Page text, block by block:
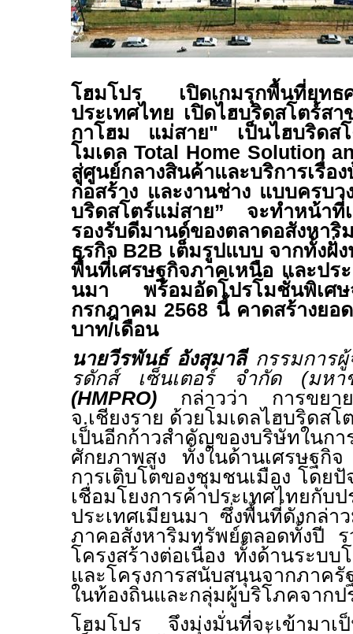
โฮมโปร เปิดเกมรุกพื้นที่ยุท
ประเทศไทย เปิดไฮบริดสโตร์ส
กาโฮม แม่สาย" เป็นไฮบริด
โมเดล Total Home Solution
สู่ศูนย์กลางสินค้าและบริการ
ก่อสร้าง และงานช่าง แบบครบว
บริดสโตร์แม่สาย” จะทำหน้า
รองรับดีมานด์ของตลาดอสังหาริ
ธุรกิจ B2B เต็มรูปแบบ จากทั้งฝั่
พื้นที่เศรษฐกิจภาคเหนือ และปร
นมา พร้อมอัดโปรโมชั่นพิเศ
กรกฎาคม2568 นี้ คาดสร้างยอ
บาท/เดือน
นายวีรพันธ์ อังสุมาลีกรรมการ
รดักส์ เซ็นเตอร์ จำกัด (ม
(HMPRO) กล่าวว่า การขยา
จ.เชียงราย ด้วยโมเดลไฮบริดส
เป็นอีกก้าวสำคัญของบริษัทในก
ศักยภาพสูง ทั้งในด้านเศรษฐกิ
การเติบโตของชุมชนเมือง โดย
เชื่อมโยงการค้าประเทศไทยกับ
ประเทศเมียนมา
ซึ่งพื้นที่ดังกล่า
ภาคอสังหาริมทรัพย์ตลอดทั้งปี ร
โครงสร้างต่อเนื่อง ทั้งด้านระบบ
และโครงการสนับสนุนจากภาค
ในท้องถิ่นและกลุ่มผู้บริโภคจากป
โฮมโปร จึงมุ่งมั่นที่จะเข้ามาเ